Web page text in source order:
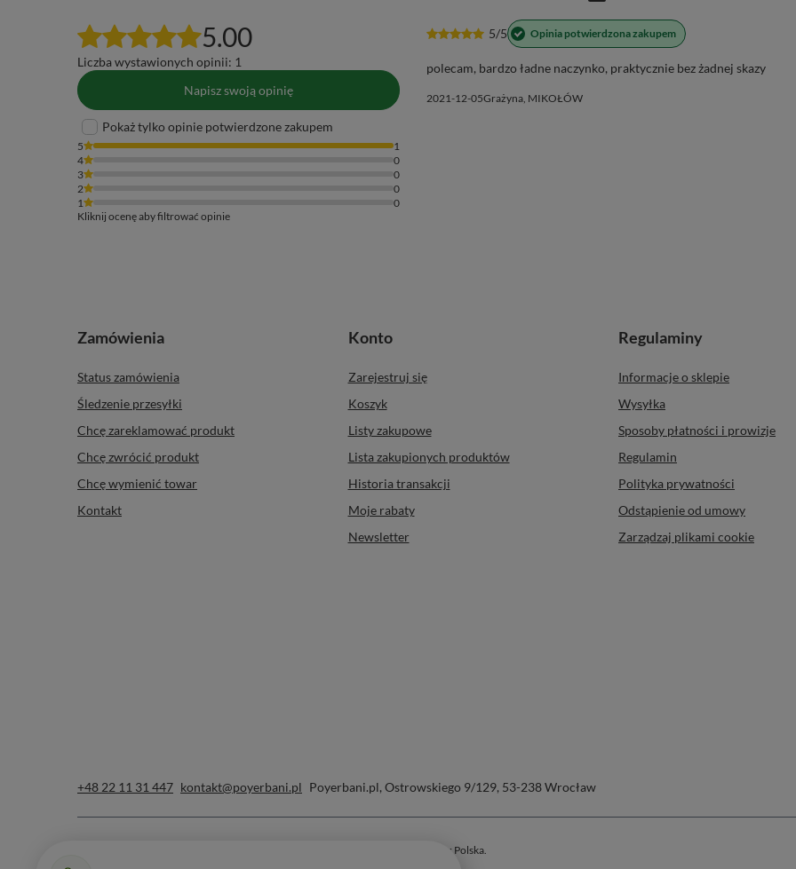
5.00
Liczba wystawionych opinii: 1
Napisz swoją opinię
Pokaż tylko opinie potwierdzone zakupem
5
1
4
0
3
0
2
0
1
0
Kliknij ocenę aby filtrować opinie
5/5 Opinia potwierdzona zakupem
polecam, bardzo ładne naczynko, praktycznie bez żadnej skazy
2021-12-05Grażyna, MIKOŁÓW
Zamówienia
Status zamówienia
Śledzenie przesyłki
Chcę zareklamować produkt
Chcę zwrócić produkt
Chcę wymienić towar
Kontakt
Konto
Zarejestruj się
Koszyk
Listy zakupowe
Lista zakupionych produktów
Historia transakcji
Moje rabaty
Newsletter
Regulaminy
Informacje o sklepie
Wysyłka
Sposoby płatności i prowizje
Regulamin
Polityka prywatności
Odstąpienie od umowy
Zarządzaj plikami cookie
+48 22 11 31 447 kontakt@poyerbani.pl Poyerbani.pl, Ostrowskiego 9/129, 53-238Wrocław
Stawki VAT dla konsumentów z kraju: Polska